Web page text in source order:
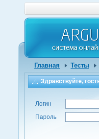
Главная Тесты
Здравствуйте,
Логин
Пароль